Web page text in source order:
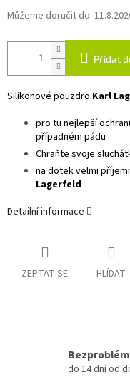
Můžeme doručit do:
Přidat
Silikonové pouzdro Karl
pro tu nejlepší
případném pádu
Chraňte svoje
na dotek velmi
Lagerfeld
Detailní informace
ZEPTAT SE HLÍDAT
do 14 dní od